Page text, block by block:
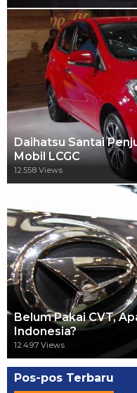
Daihatsu Santai
Mobil LCGC
12.558 Views
Belum Pakai CVT,
Indonesia?
12.497 Views
Pos-pos Terbaru